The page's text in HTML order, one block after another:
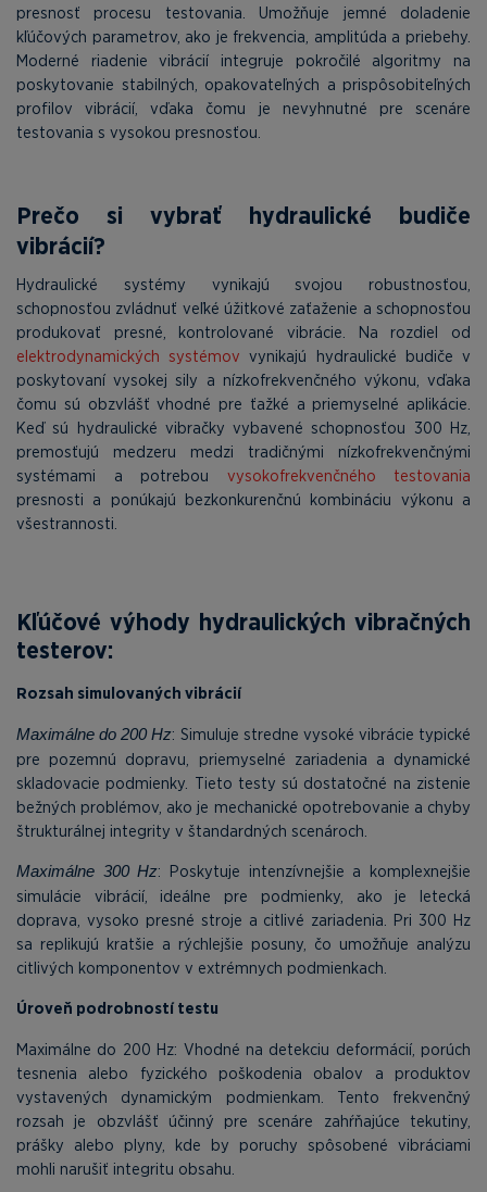
presnosť procesu testovania. Umožňuje jemné doladenie
kľúčových parametrov, ako je frekvencia, amplitúda a priebehy.
Moderné riadenie vibrácií integruje pokročilé algoritmy na
poskytovanie stabilných, opakovateľných a prispôsobiteľných
profilov vibrácií, vďaka čomu je nevyhnutné pre scenáre
testovania s vysokou presnosťou.
Prečo si vybrať hydraulické budiče
vibrácií?
Hydraulické systémy vynikajú svojou robustnosťou,
schopnosťou zvládnuť veľké úžitkové zaťaženie a schopnosťou
produkovať presné, kontrolované vibrácie. Na rozdiel od
elektrodynamických systémov vynikajú hydraulické budiče v
poskytovaní vysokej sily a nízkofrekvenčného výkonu, vďaka
čomu sú obzvlášť vhodné pre ťažké a priemyselné aplikácie.
Keď sú hydraulické vibračky vybavené schopnosťou 300 Hz,
premosťujú medzeru medzi tradičnými nízkofrekvenčnými
systémami a potrebou vysokofrekvenčného testovania
presnosti a ponúkajú bezkonkurenčnú kombináciu výkonu a
všestrannosti.
Kľúčové výhody hydraulických vibračných
testerov:
Rozsah simulovaných vibrácií
Maximálne do 200 Hz: Simuluje stredne vysoké vibrácie typické
pre pozemnú dopravu, priemyselné zariadenia a dynamické
skladovacie podmienky. Tieto testy sú dostatočné na zistenie
bežných problémov, ako je mechanické opotrebovanie a chyby
štrukturálnej integrity v štandardných scenároch.
Maximálne 300 Hz: Poskytuje intenzívnejšie a komplexnejšie
simulácie vibrácií, ideálne pre podmienky, ako je letecká
doprava, vysoko presné stroje a citlivé zariadenia. Pri 300 Hz
sa replikujú kratšie a rýchlejšie posuny, čo umožňuje analýzu
citlivých komponentov v extrémnych podmienkach.
Úroveň podrobností testu
Maximálne do 200 Hz: Vhodné na detekciu deformácií, porúch
tesnenia alebo fyzického poškodenia obalov a produktov
vystavených dynamickým podmienkam. Tento frekvenčný
rozsah je obzvlášť účinný pre scenáre zahŕňajúce tekutiny,
prášky alebo plyny, kde by poruchy spôsobené vibráciami
mohli narušiť integritu obsahu.